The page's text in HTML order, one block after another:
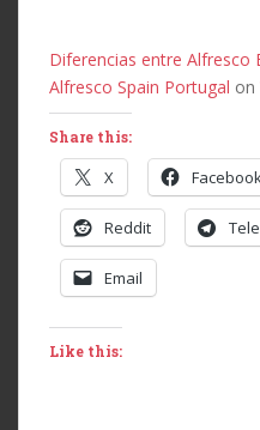
Diferencias entre Alfresco
Alfresco Spain Portugal on
Share this:
X
Reddit
Email
Like this: